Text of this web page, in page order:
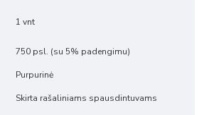
1 vnt
750 psl. (su 5% padengimu)
Purpurinė
Skirta rašaliniams spausdintuvams